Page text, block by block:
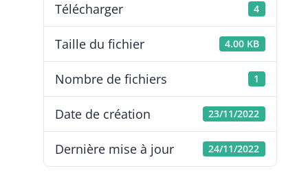
Télécharger 4
Taille du fichier 4.00 KB
Nombre de fichiers 1
Date de création 23/11/2022
Dernière mise à jour 24/11/2022